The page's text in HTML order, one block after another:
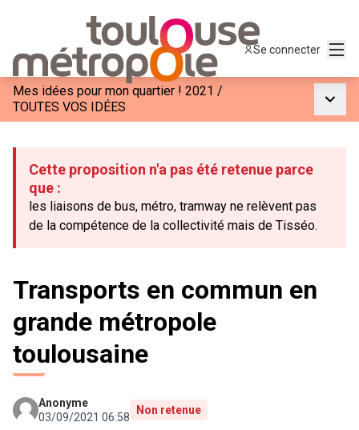
Se connecter
Mes idées pour mon quartier ! 2021 /
TOUTES VOS IDÉES
Cette proposition n'a pas été retenue parce
que :
les liaisons de bus, métro, tramway ne relèvent pas
de la compétence de la collectivité mais de Tisséo.
Transports en commun en
grande métropole
toulousaine
Anonyme
03/09/2021 06:58
Non retenue